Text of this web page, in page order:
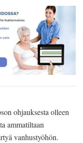
ohjauksesta olleen
ammatiltaan
vanhustyöhön.